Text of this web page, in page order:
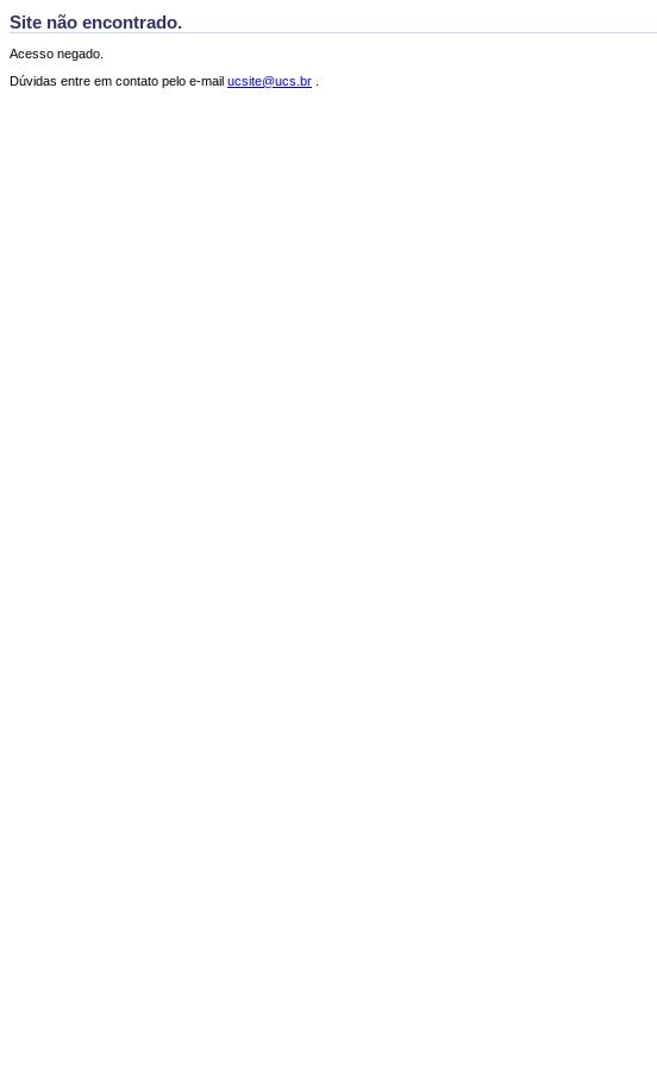
Site não encontrado.
Acesso negado.
Dúvidas entre em contato pelo e-mail ucsite@ucs.br